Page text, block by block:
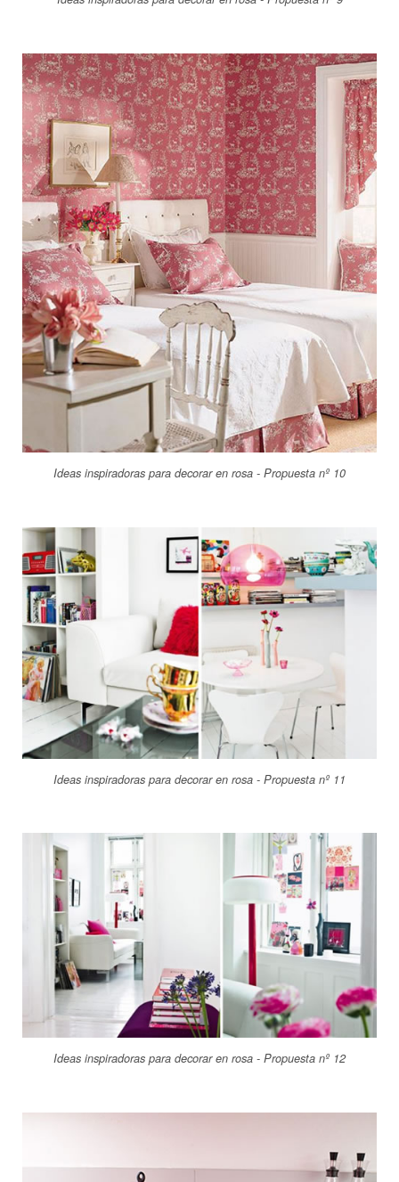
Ideas inspiradoras para decorar en rosa - Propuesta nº 10
Ideas inspiradoras para decorar en rosa - Propuesta nº 11
Ideas inspiradoras para decorar en rosa - Propuesta nº 12